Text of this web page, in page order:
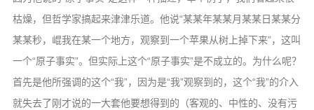
枯燥，但哲学家搞起来津津乐道。他说“某某年某某月某某日某某分
某某秒，崐我在某一个地方，观察到一个苹果从树上掉下来”，这叫
一个“原子事实”。但实际上这个“原子事实”是不成立的。为什么呢？
首先是他所强调的这个“我”，因为是“我”观察到的，这个“我”的介入
就失去了刚才说的一大套他要想得到的（客观的、中性的、没有污